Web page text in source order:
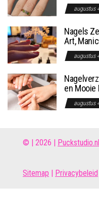
augustus
Nagels
Art,
augustus
en Mooie
augustus
© | 2026 | Puckstudio.nl
Sitemap Privacybeleid